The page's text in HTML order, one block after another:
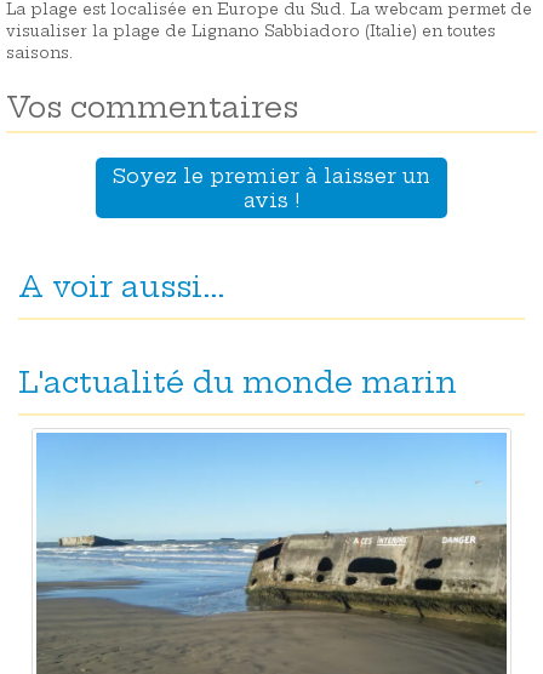
La plage est localisée en Europe du Sud. La webcam permet de
visualiser la plage de Lignano Sabbiadoro (Italie) en toutes
saisons.
Vos commentaires
Soyez le premier à laisser un
avis !
A voir aussi...
L'actualité du monde marin